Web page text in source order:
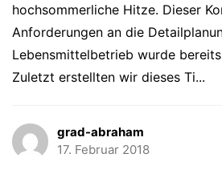
hochsommerliche Hitze. Dieser
Anforderungen an die
Lebensmittelbetrieb wurde
Zuletzt erstellten wir dieses Ti...
grad-abraham
17. Februar 2018